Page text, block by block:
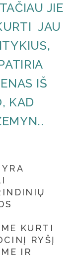
JIE
JAU
IŠ
KAD
KURTI
RYŠĮ
IR